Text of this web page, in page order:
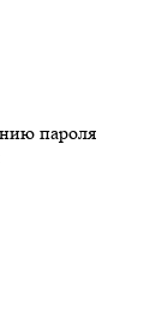
пароля